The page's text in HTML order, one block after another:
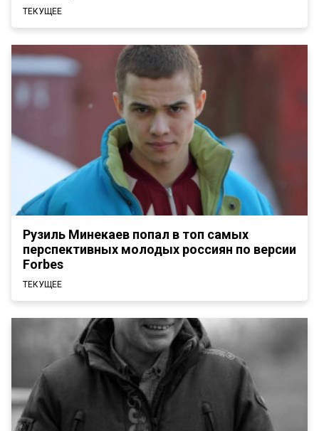
ТЕКУЩЕЕ
Рузиль Минекаев попал в топ самых
перспективных молодых россиян по версии
Forbes
ТЕКУЩЕЕ